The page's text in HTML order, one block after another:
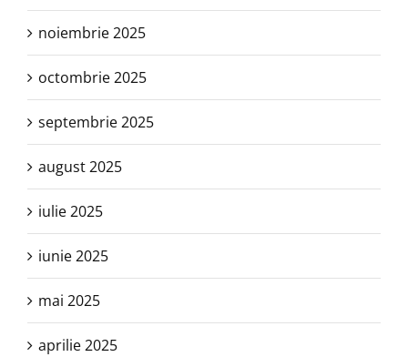
noiembrie 2025
octombrie 2025
septembrie 2025
august 2025
iulie 2025
iunie 2025
mai 2025
aprilie 2025